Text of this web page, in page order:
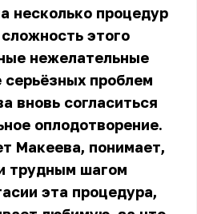
несколько процедур
этого
нежелательные
серьёзных проблем
вновь согласиться
оплодотворение.
Макеева, понимает,
трудным шагом
эта процедура,